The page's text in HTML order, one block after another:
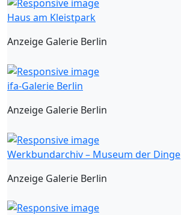
Haus am Kleistpark
Anzeige Galerie Berlin
ifa-Galerie Berlin
Anzeige Galerie Berlin
Werkbundarchiv – Museum der Dinge
Anzeige Galerie Berlin